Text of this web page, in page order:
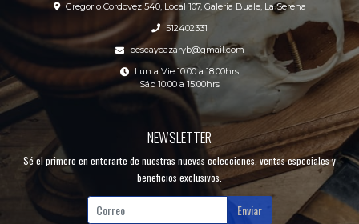
Gregorio Cordovez 540, Local 107, Galeria Buale, La Serena
512402331
pescaycazaryb@gmail.com
Lun a Vie 10:00 a 18:00hrs
Sáb 10:00 a 15:00hrs
NEWSLETTER
Sé el primero en enterarte de nuestras nuevas colecciones, ventas especiales y
beneficios exclusivos.
Enviar